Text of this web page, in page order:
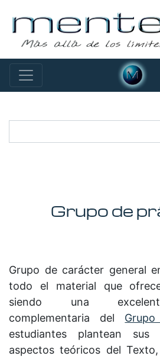
Grupo de
Grupo de carácter general
todo el material que
siendo una
complementaria del
estudiantes plantean
aspectos teóricos del